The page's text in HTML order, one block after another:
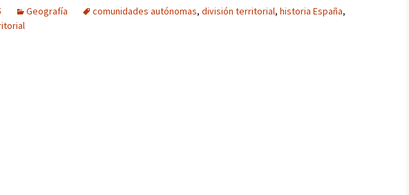
Geografía comunidades autónomas, división territorial, historia España,